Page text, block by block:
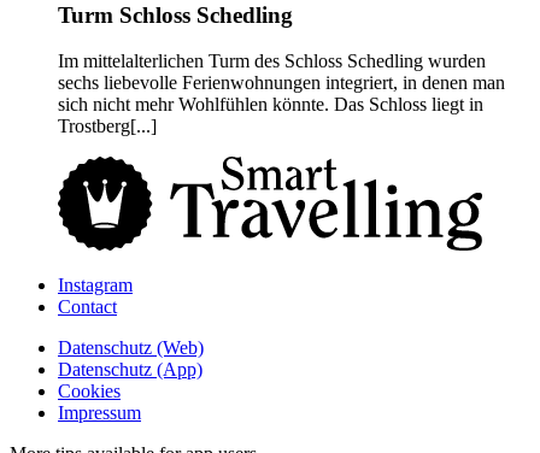
Turm Schloss Schedling
Im mittelalterlichen Turm des Schloss Schedling wurden
sechs liebevolle Ferienwohnungen integriert, in denen man
sich nicht mehr Wohlfühlen könnte. Das Schloss liegt in
Trostberg[...]
Instagram
Contact
Daten­schutz­ (Web)
Daten­schutz­ (App)
Cookies
Impressum